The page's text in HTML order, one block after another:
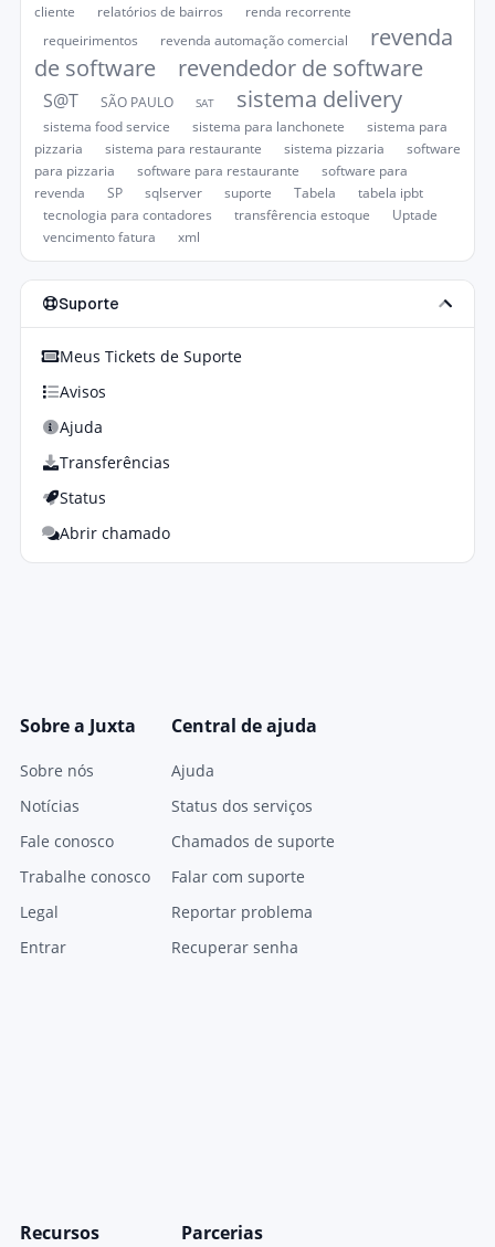
cliente
relatórios de bairros
renda recorrente
requeirimentos
revenda automação comercial
revenda
de software
revendedor de software
S@T SÃO PAULO SAT sistema delivery
sistema food service sistema para lanchonete
sistema para
pizzaria
sistema para restaurante sistema pizzaria
software
para pizzaria
software para restaurante
software para
revenda
SP sqlserver suporte Tabela
tabela ipbt
tecnologia para contadores
transfêrencia estoque
Uptade
vencimento fatura
xml
Suporte
Meus Tickets de Suporte
Avisos
Ajuda
Transferências
Status
Abrir chamado
Sobre a Juxta
Sobre nós
Notícias
Fale conosco
Trabalhe conosco
Legal
Entrar
Central de ajuda
Ajuda
Status dos serviços
Chamados de suporte
Falar com suporte
Reportar problema
Recuperar senha
Recursos Parcerias